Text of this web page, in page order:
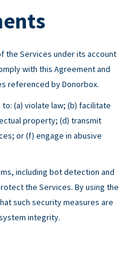
the Services under its account
with this Agreement and
referenced by Donorbox.
(a) violate law; (b) facilitate
property; (d) transmit
or (f) engage in abusive
including bot detection and
the Services. By using the
such security measures are
integrity.